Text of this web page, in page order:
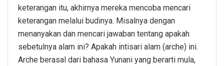
keterangan itu, akhirnya mereka mencoba mencari
keterangan melalui budinya. Misalnya dengan
menanyakan dan mencari jawaban tentang apakah
sebetulnya alam ini? Apakah intisari alam (arche) ini.
Arche berasal dari bahasa Yunani yang berarti mula,